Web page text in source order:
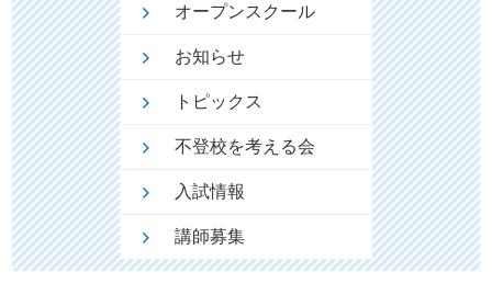
オープンスクール
お知らせ
トピックス
不登校を考える会
入試情報
講師募集